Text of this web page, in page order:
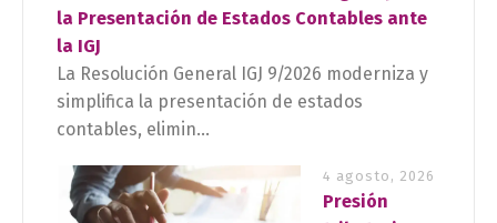
la Presentación de Estados Contables ante
la IGJ
La Resolución General IGJ 9/2026 moderniza y
simplifica la presentación de estados
contables, elimin...
4 agosto, 2026
Presión